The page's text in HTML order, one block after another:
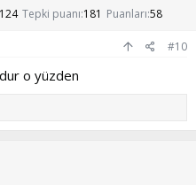
124 Tepki puanı 181 Puanları 58
#10
o yüzden